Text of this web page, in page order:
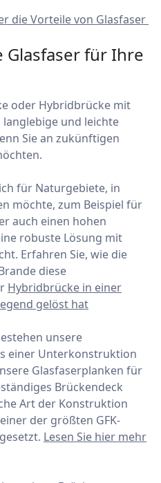
die Vorteile von Glasfaser
Glasfaser für Ihre
oder Hybridbrücke mit
langlebige und leichte
Sie an zukünftigen
für Naturgebiete, in
möchte, zum Beispiel für
auch einen hohen
robuste Lösung mit
Erfahren Sie, wie die
diese
Hybridbrücke in einer
gelöst hat
unsere
einer Unterkonstruktion
Glasfaserplanken für
Brückendeck
Art der Konstruktion
der größten GFK-
Lesen Sie hier mehr